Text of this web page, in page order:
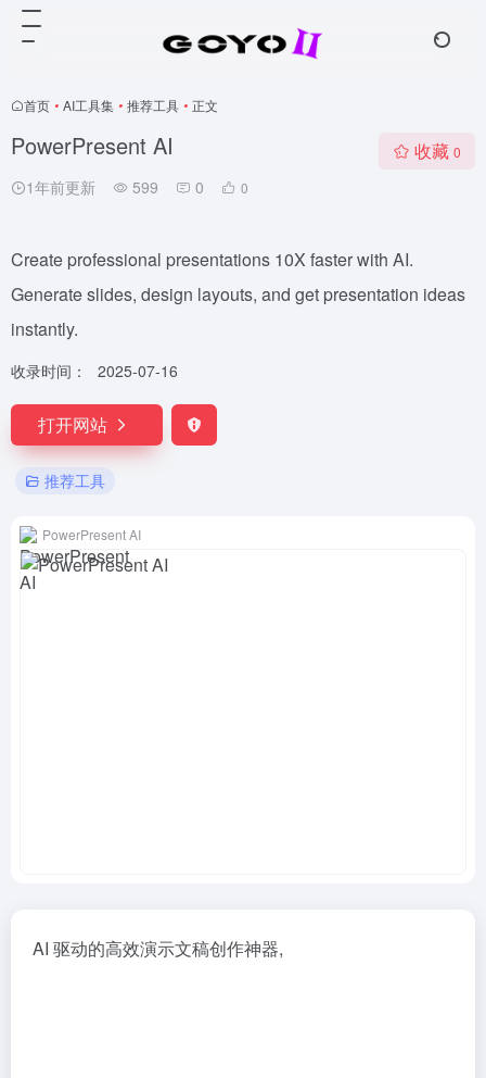
首页 • AI工具集 • 推荐工具 • 正文
PowerPresent AI
1年前更新 599 0 0
收藏 0
Create professional presentations 10X faster with AI.
Generate slides, design layouts, and get presentation ideas
instantly.
收录时间： 2025-07-16
打开网站
推荐工具
PowerPresent AI
AI 驱动的高效演示文稿创作神器,